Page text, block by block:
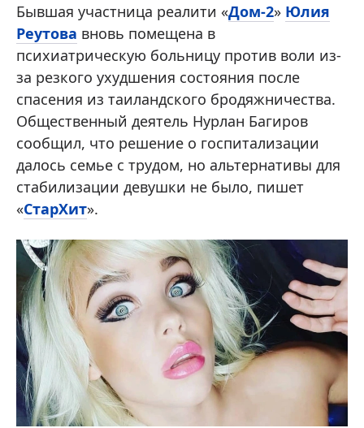
Бывшая участница реалити «Дом-2» Юлия
Реутова вновь помещена в
психиатрическую больницу против воли из-
за резкого ухудшения состояния после
спасения из таиландского бродяжничества.
Общественный деятель Нурлан Багиров
сообщил, что решение о госпитализации
далось семье с трудом, но альтернативы для
стабилизации девушки не было, пишет
«СтарХит».